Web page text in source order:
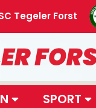
Tegeler Forst
SPORT